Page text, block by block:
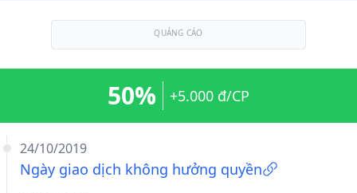
QUẢNG CÁO
24/10/2019
Ngày giao dịch không hưởng quyền
50% +5.000 đ/CP